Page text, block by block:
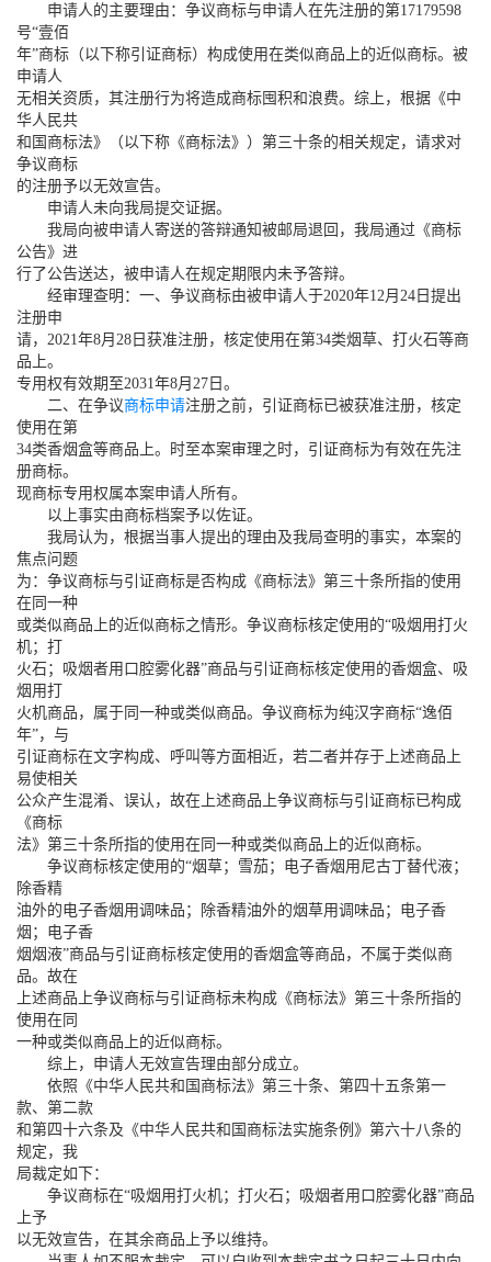
申请人的主要理由：争议商标与申请人在先注册的第17179598
号“壹佰
年”商标（以下称引证商标）构成使用在类似商品上的近似商标。被
申请人
无相关资质，其注册行为将造成商标囤积和浪费。综上，根据《中
华人民共
和国商标法》（以下称《商标法》）第三十条的相关规定，请求对
争议商标
的注册予以无效宣告。
申请人未向我局提交证据。
我局向被申请人寄送的答辩通知被邮局退回，我局通过《商标
公告》进
行了公告送达，被申请人在规定期限内未予答辩。
经审理查明：一、争议商标由被申请人于2020年12月24日提出
注册申
请，2021年8月28日获准注册，核定使用在第34类烟草、打火石等商
品上。
专用权有效期至2031年8月27日。
二、在争议商标申请注册之前，引证商标已被获准注册，核定
使用在第
34类香烟盒等商品上。时至本案审理之时，引证商标为有效在先注
册商标。
现商标专用权属本案申请人所有。
以上事实由商标档案予以佐证。
我局认为，根据当事人提出的理由及我局查明的事实，本案的
焦点问题
为：争议商标与引证商标是否构成《商标法》第三十条所指的使用
在同一种
或类似商品上的近似商标之情形。争议商标核定使用的“吸烟用打火
机；打
火石；吸烟者用口腔雾化器”商品与引证商标核定使用的香烟盒、吸
烟用打
火机商品，属于同一种或类似商品。争议商标为纯汉字商标“逸佰
年”，与
引证商标在文字构成、呼叫等方面相近，若二者并存于上述商品上
易使相关
公众产生混淆、误认，故在上述商品上争议商标与引证商标已构成
《商标
法》第三十条所指的使用在同一种或类似商品上的近似商标。
争议商标核定使用的“烟草；雪茄；电子香烟用尼古丁替代液；
除香精
油外的电子香烟用调味品；除香精油外的烟草用调味品；电子香
烟；电子香
烟烟液”商品与引证商标核定使用的香烟盒等商品，不属于类似商
品。故在
上述商品上争议商标与引证商标未构成《商标法》第三十条所指的
使用在同
一种或类似商品上的近似商标。
综上，申请人无效宣告理由部分成立。
依照《中华人民共和国商标法》第三十条、第四十五条第一
款、第二款
和第四十六条及《中华人民共和国商标法实施条例》第六十八条的
规定，我
局裁定如下：
争议商标在“吸烟用打火机；打火石；吸烟者用口腔雾化器”商品
上予
以无效宣告，在其余商品上予以维持。